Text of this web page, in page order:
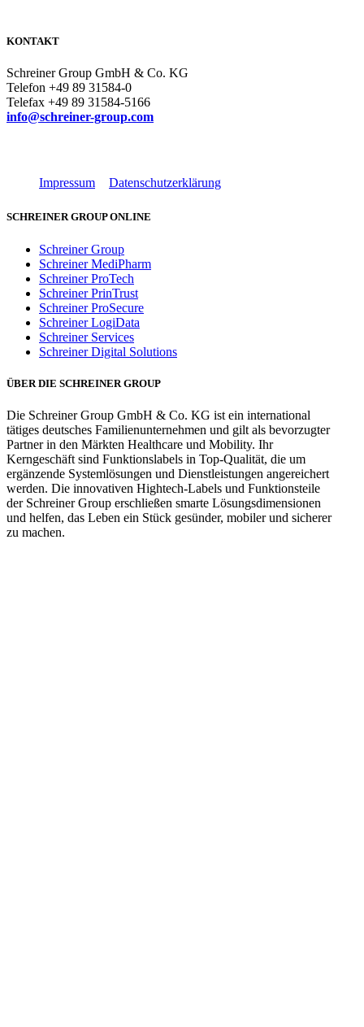
KONTAKT
Schreiner Group GmbH & Co. KG
Telefon +49 89 31584-0
Telefax +49 89 31584-5166
info@schreiner-group.com
Impressum Datenschutzerklärung
SCHREINER GROUP ONLINE
Schreiner Group
Schreiner MediPharm
Schreiner ProTech
Schreiner PrinTrust
Schreiner ProSecure
Schreiner LogiData
Schreiner Services
Schreiner Digital Solutions
ÜBER DIE SCHREINER GROUP
Die Schreiner Group GmbH & Co. KG ist ein international
tätiges deutsches Familienunternehmen und gilt als bevorzugter
Partner in den Märkten Healthcare und Mobility. Ihr
Kerngeschäft sind Funktionslabels in Top-Qualität, die um
ergänzende Systemlösungen und Dienstleistungen angereichert
werden. Die innovativen Hightech-Labels und Funktionsteile
der Schreiner Group erschließen smarte Lösungsdimensionen
und helfen, das Leben ein Stück gesünder, mobiler und sicherer
zu machen.